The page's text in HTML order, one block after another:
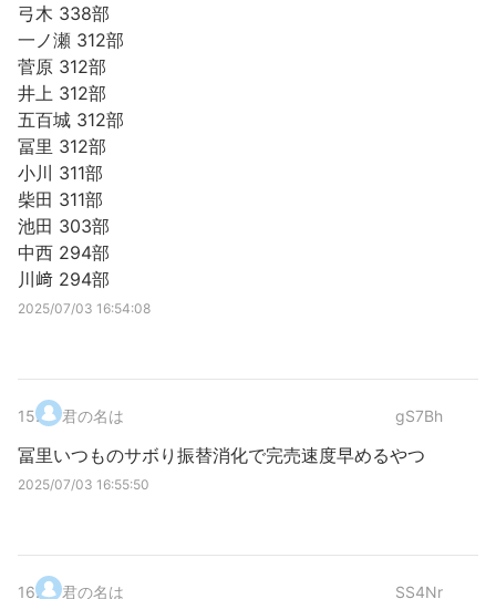
弓木 338部
一ノ瀬 312部
菅原 312部
井上 312部
五百城 312部
冨里 312部
小川 311部
柴田 311部
池田 303部
中西 294部
川﨑 294部
2025/07/03 16:54:08
15. 君の名は gS7Bh
冨里いつものサボり振替消化で完売速度早めるやつ
2025/07/03 16:55:50
16. 君の名は SS4Nr